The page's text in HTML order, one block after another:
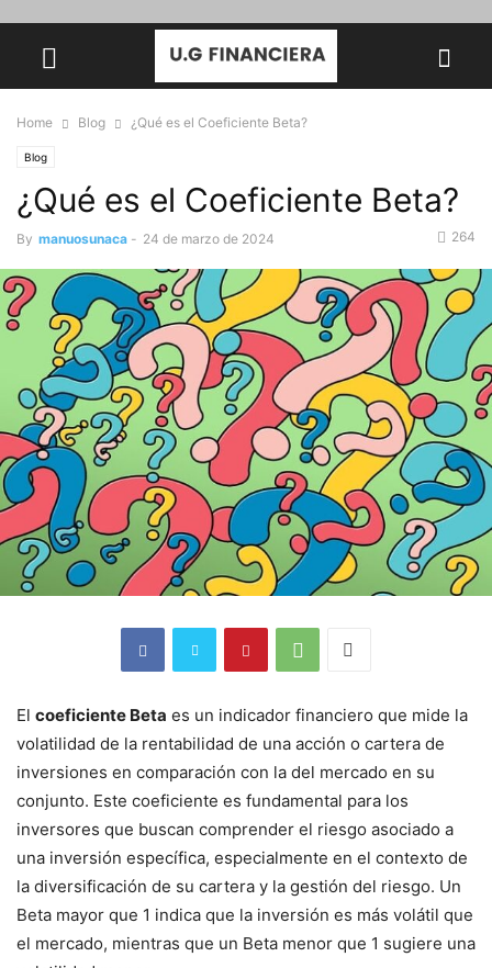
Home Blog ¿Qué es el Coeficiente Beta?
Blog
¿Qué es el Coeficiente Beta?
By manuosunaca - 24 de marzo de 2024 264
El coeficiente Beta es un indicador financiero que mide la
volatilidad de la rentabilidad de una acción o cartera de
inversiones en comparación con la del mercado en su
conjunto. Este coeficiente es fundamental para los
inversores que buscan comprender el riesgo asociado a
una inversión específica, especialmente en el contexto de
la diversificación de su cartera y la gestión del riesgo. Un
Beta mayor que 1 indica que la inversión es más volátil que
el mercado, mientras que un Beta menor que 1 sugiere una